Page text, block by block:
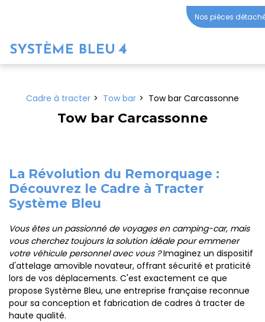
Nos pièces
Cadre à tracter Tow bar Tow bar Carcassonne
Tow bar Carcassonne
La Révolution du Remorquage :
Découvrez le Cadre à Tracter
Système Bleu
Vous êtes un passionné de voyages en camping-car, mais
vous cherchez toujours la solution idéale pour emmener
votre véhicule personnel avec vous ?Imaginez un dispositif
d'attelage amovible novateur, offrant sécurité et praticité
lors de vos déplacements. C'est exactement ce que
propose Système Bleu, une entreprise française reconnue
pour sa conception et fabrication de cadres à tracter de
haute qualité.